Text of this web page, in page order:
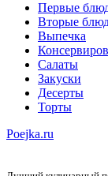
Первые
Вторые
Выпечка
Салаты
Закуски
Десерты
Торты
Poejka.ru